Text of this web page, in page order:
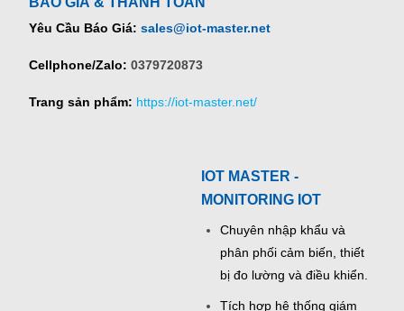
Yêu Cầu Báo Giá: sales@iot-master.net
Cellphone/Zalo: 0379720873
Trang sản phẩm: https://iot-master.net/
IOT MASTER -
MONITORING IOT
Chuyên nhập khẩu và
phân phối cảm biến, thiết
bị đo lường và điều khiển.
Tích hợp hệ thống giám